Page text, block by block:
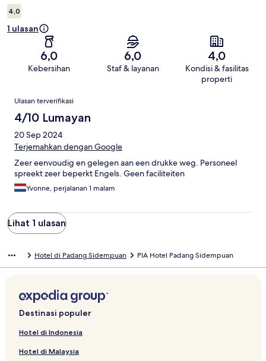
4,0
1 ulasan
6,0
Kebersihan
6,0
Staf & layanan
4,0
Kondisi & fasilitas
properti
Ulasan
Ulasan terverifikasi
4/10 Lumayan
20 Sep 2024
Terjemahkan dengan Google
Zeer eenvoudig en gelegen aan een drukke weg. Personeel
spreekt zeer beperkt Engels. Geen faciliteiten
Yvonne, perjalanan 1 malam
Lihat 1 ulasan
Hotel di Padang Sidempuan PIA Hotel Padang Sidempuan
Destinasi populer
Hotel di Indonesia
Hotel di Malaysia